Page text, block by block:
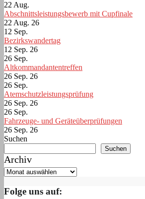
22 Aug.
Abschnittsleistungsbewerb mit Cupfinale
22 Aug. 26
12 Sep.
Bezirkswandertag
12 Sep. 26
26 Sep.
Altkommandantentreffen
26 Sep. 26
26 Sep.
Atemschutzleistungsprüfung
26 Sep. 26
26 Sep.
Fahrzeuge- und Geräteüberprüfungen
26 Sep. 26
Suchen
Suchen
Archiv
Folge uns auf: